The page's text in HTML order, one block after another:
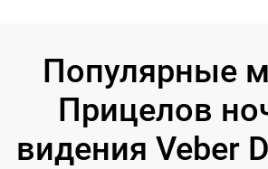
Популярные
Прицелов
видения Veber